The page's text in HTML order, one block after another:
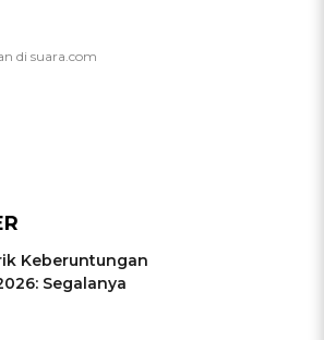
Keberuntungan
Segalanya